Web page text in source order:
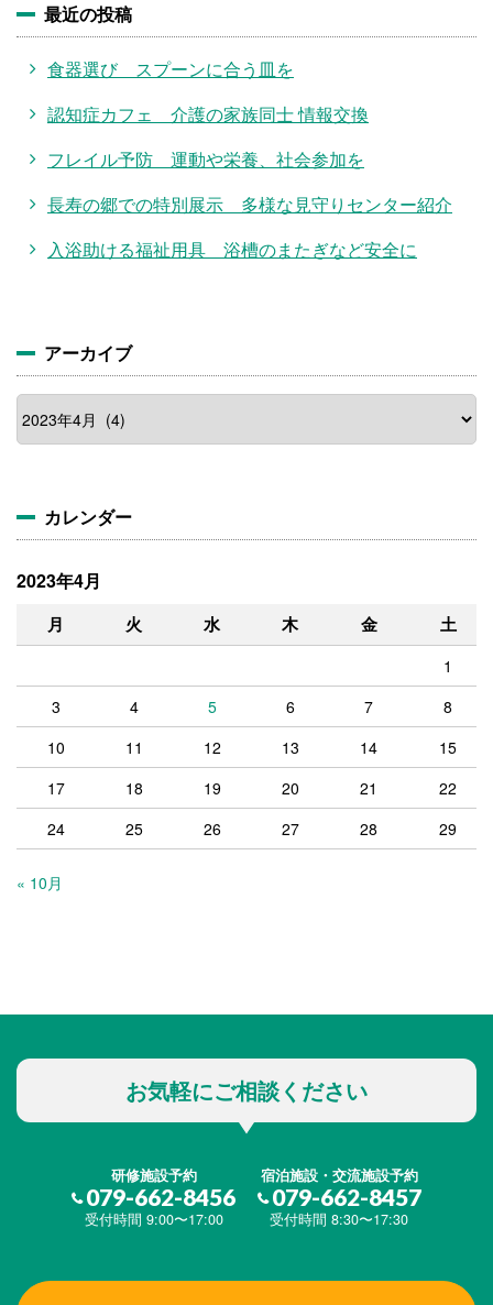
最近の投稿
食器選び スプーンに合う皿を
認知症カフェ 介護の家族同士 情報交換
フレイル予防 運動や栄養、社会参加を
長寿の郷での特別展示 多様な見守りセンター紹介
入浴助ける福祉用具 浴槽のまたぎなど安全に
アーカイブ
カレンダー
2023年4月
月 火 水 木 金 土
1
3
4 5 6 7
8
10
11 12 13 14
15
17
18 19 20 21
22
24
25 26 27 28 29
« 10月
お気軽にご相談ください
研修施設予約
079-662-8456
受付時間 9:00〜17:00
宿泊施設・交流施設予約
079-662-8457
受付時間 8:30〜17:30